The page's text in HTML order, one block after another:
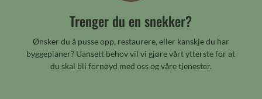
Trenger du en snekker?
Ønsker du å pusse opp, restaurere, eller kanskje du har
byggeplaner? Uansett behov vil vi gjøre vårt ytterste for at
du skal bli fornøyd med oss og våre tjenester.